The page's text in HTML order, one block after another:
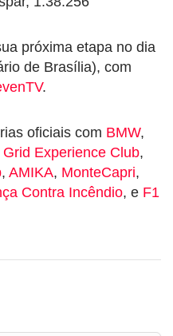
próxima etapa no dia
de Brasília), com
.
oficiais com BMW,
Grid Experience Club,
, AMIKA, MonteCapri,
Contra Incêndio, e F1